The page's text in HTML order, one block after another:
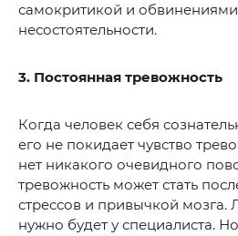
самокритикой и
несостоятельности.
3. Постоянная тревожность
Когда человек себя
его не покидает чувство
нет никакого очевидного
тревожность может стать
стрессов и привычкой мозга.
нужно будет у специалиста.